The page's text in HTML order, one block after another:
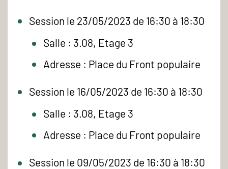
Session le 23/05/2023 de 16:30 à 18:30
Salle : 3.08, Etage 3
Adresse : Place du Front populaire
Session le 16/05/2023 de 16:30 à 18:30
Salle : 3.08, Etage 3
Adresse : Place du Front populaire
Session le 09/05/2023 de 16:30 à 18:30